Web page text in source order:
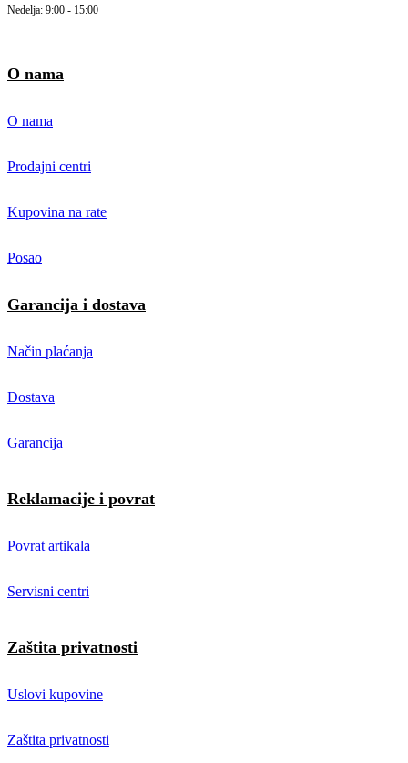
Nedelja: 9:00 - 15:00
O nama
O nama
Prodajni centri
Kupovina na rate
Posao
Garancija i dostava
Način plaćanja
Dostava
Garancija
Reklamacije i povrat
Povrat artikala
Servisni centri
Zaštita privatnosti
Uslovi kupovine
Zaštita privatnosti